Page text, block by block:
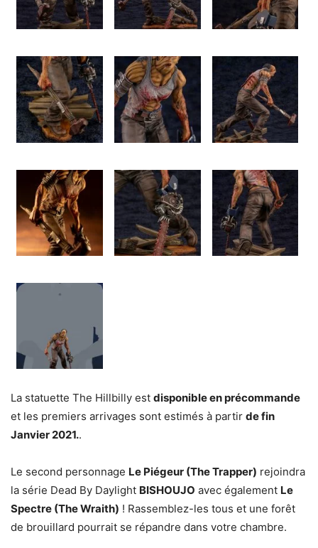
La statuette The Hillbilly est disponible en précommande
et les premiers arrivages sont estimés à partir de fin
Janvier 2021..
Le second personnage Le Piégeur (The Trapper) rejoindra
la série Dead By Daylight BISHOUJO avec également Le
Spectre (The Wraith) ! Rassemblez-les tous et une forêt
de brouillard pourrait se répandre dans votre chambre.